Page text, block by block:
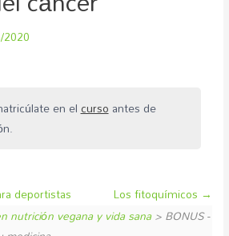
en elcursoantes de
deportistas
Los fitoquímicos
nutrición vegana y vida sana> BONUS -